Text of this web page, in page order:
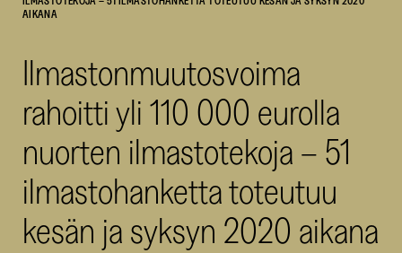
SKR
AIKANA
Ilmastonmuutosvoima
rahoitti yli 110 000 eurolla
nuorten ilmastotekoja – 51
ilmastohanketta toteutuu
kesän ja syksyn 2020 aikana